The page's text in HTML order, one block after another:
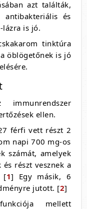
azt találták,
antibakteriális és
lázra is jó.
tinktúra
öblögetőnek is jó
ellen.
férfi vett részt 2
napi 700 mg-os
számát, amelyek
részt vesznek a
[1] Egy másik, 6
jutott. [2]
mellett